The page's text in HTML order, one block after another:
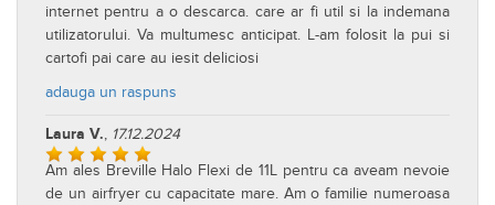
internet pentru a o descarca. care ar fi util si la indemana
utilizatorului. Va multumesc anticipat. L-am folosit la pui si
cartofi pai care au iesit deliciosi
adauga un raspuns
Laura V., 17.12.2024
Am ales Breville Halo Flexi de 11L pentru ca aveam nevoie
de un airfryer cu capacitate mare. Am o familie numeroasa